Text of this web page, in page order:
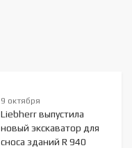
9 октября
Liebherr выпустила
новый экскаватор для
сноса зданий R 940